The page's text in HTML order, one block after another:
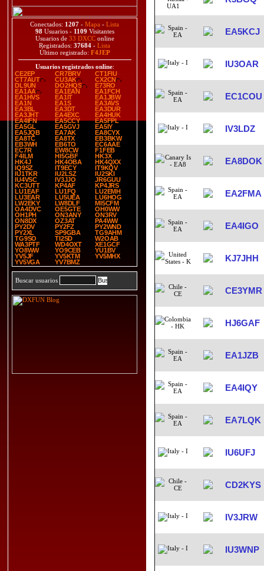
Conectados: 1207 - Mapa - Lista
98Usuarios - 1109 Visitantes
Usuarios de 33 DXCConline
Registrados: 37684 - Lista
Último registrado: F4JEP
Usuarios registrados online:
CE2EP
CR7BRV
CT1FIU
CT7AUT
CU3AK
CX2CN
DL9UN
DO2HQS
E73RO
EA1AA
EA1EAN
EA1FCH
EA1HVS
EA1IT
EA1JBW
EA1N
EA1S
EA3AVS
EA3BL
EA3DT
EA3DUR
EA3JHT
EA4EXC
EA4HUK
EA4IFN
EA5CCY
EA5FPL
EA5GL
EA5GVJ
EA5IY
EA5JQB
EA7AK
EA8CYX
EA8TC
EA8TX
EB3BKW
EB3WH
EB6TO
EC6AAE
EC7R
EW8CW
F1FEB
F4ILM
HI5GBF
HK3X
HK4J
HK4OBA
HK4QXX
IQ9SZ
IT9ECY
IT9KQV
IU1TKR
IU2LSZ
IU2SKI
IU4VSC
IV3JJO
JR6GUU
KC3UTT
KP4AF
KP4JRS
LU1EAF
LU1FQ
LU2EMH
LU3EAR
LU5UEA
LU6HOG
LW2EKY
LW8DLF
MI5CFM
OA4DVC
OE5GTE
OH0WW
OH1PH
ON3ANY
ON3RV
ON8DX
OZ3AT
PA4WW
PY2DV
PY2FZ
PY2WND
PY2XL
SP9GBA
TG9AHM
TG9SO
TI2SD
W2OAB
WA3PTF
WD4OXT
XE1GCF
YO8WW
YO9CEB
YU1BV
YV5JF
YV5KTM
YV5MHX
YV5VGA
YV7BMZ
Buscar usuarios
EA5KCJ
IU3OAR
EC1COU
IV3LDZ
EA8DOK
EA2FMA
EA4IGO
KJ7JHH
CE3YMR
HJ6GAF
EA1JZB
EA4IQY
EA7LQK
IU6UFJ
CD2KYS
IV3JRW
IU3WNP